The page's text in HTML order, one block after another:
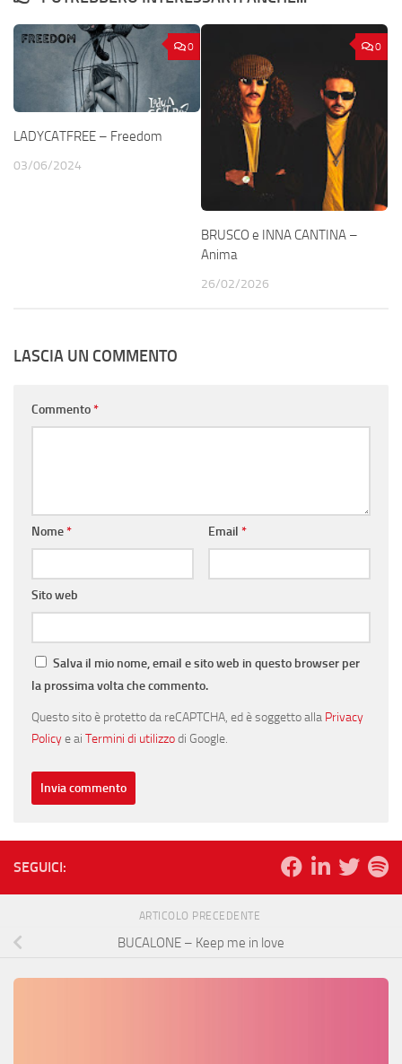
0
LADYCATFREE – Freedom
03/06/2024
0
BRUSCO e INNA CANTINA –
Anima
26/02/2026
LASCIA UN COMMENTO
Commento*
Nome* Email *
Sito web
Salva il mio nome, email e sito web in questo browser per
la prossima volta che commento.
Questo sito è protetto da reCAPTCHA, ed è soggetto alla Privacy
Policye ai Termini di utilizzodi Google.
SEGUICI:
ARTICOLO PRECEDENTE
BUCALONE – Keep me in love